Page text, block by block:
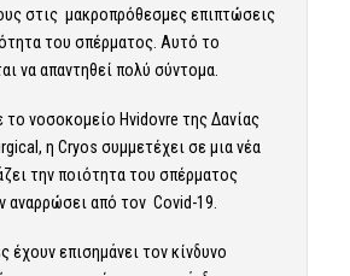
στις μακροπρόθεσμες επιπτώσεις
του σπέρματος. Αυτό το
να απαντηθεί πολύ σύντομα.
το νοσοκομείο Hvidovre της Δανίας
η Cryos συμμετέχει σε μια νέα
την ποιότητα του σπέρματος
αναρρώσει από τον Covid-19.
έχουν επισημάνει τον κίνδυνο